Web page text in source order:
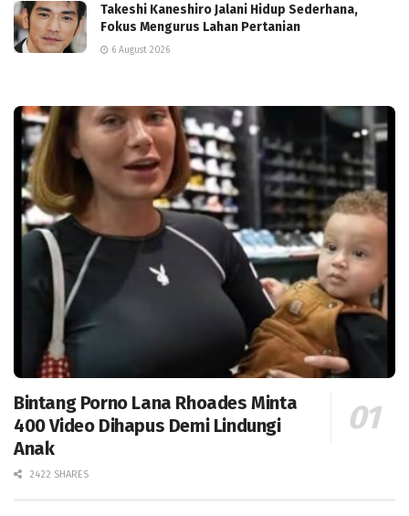
Takeshi Kaneshiro Jalani Hidup Sederhana,
Fokus Mengurus Lahan Pertanian
6 August 2026
Bintang Porno Lana Rhoades Minta
400 Video Dihapus Demi Lindungi
Anak
2422 SHARES